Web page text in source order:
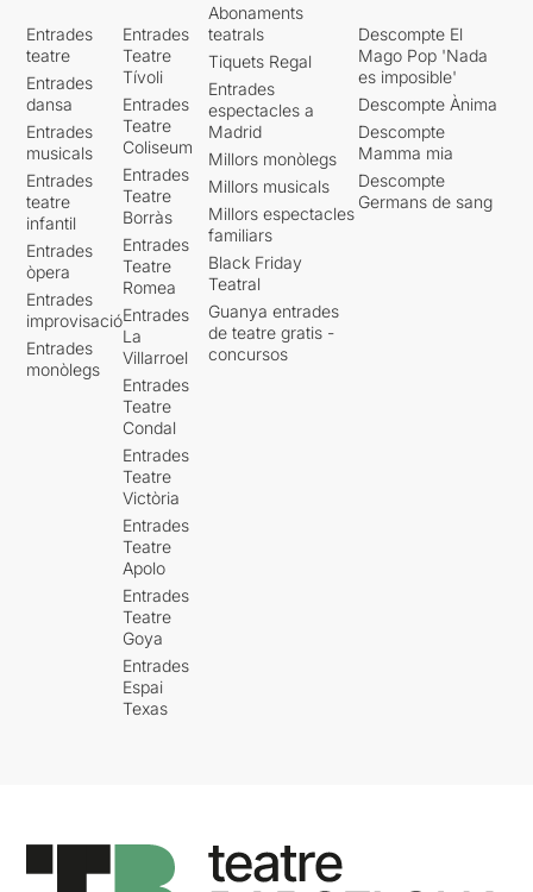
Entrades
teatre
Entrades
dansa
Entrades
musicals
Entrades
teatre
infantil
Entrades
òpera
Entrades
improvisació
Entrades
monòlegs
Entrades
Teatre
Tívoli
Entrades
Teatre
Coliseum
Entrades
Teatre
Borràs
Entrades
Teatre
Romea
Entrades
La
Villarroel
Entrades
Teatre
Condal
Entrades
Teatre
Victòria
Entrades
Teatre
Apolo
Entrades
Teatre
Goya
Entrades
Espai
Texas
Abonaments
teatrals
Tiquets Regal
Entrades
espectacles a
Madrid
Millors monòlegs
Millors musicals
Millors espectacles
familiars
Black Friday
Teatral
Guanya entrades
de teatre gratis -
concursos
Descompte El
Mago Pop 'Nada
es imposible'
Descompte Ànima
Descompte
Mamma mia
Descompte
Germans de sang